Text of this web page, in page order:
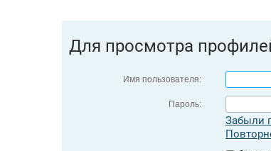
Для просмотра
Имя пользователя:
Пароль:
Забыли